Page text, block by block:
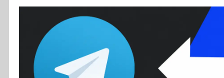
Colunas